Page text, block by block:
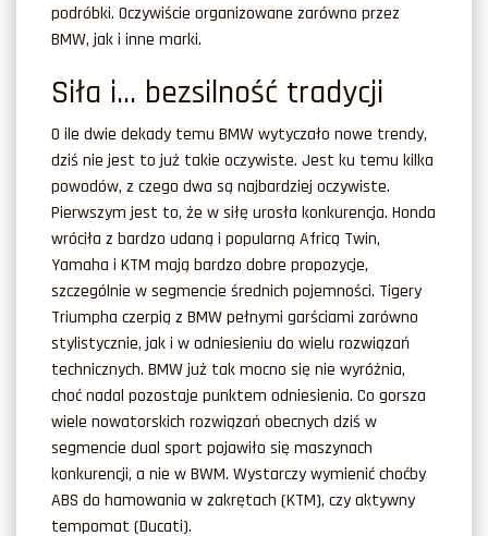
podróbki. Oczywiście organizowane zarówno przez
BMW, jak i inne marki.
Siła i… bezsilność tradycji
O ile dwie dekady temu BMW wytyczało nowe trendy,
dziś nie jest to już takie oczywiste. Jest ku temu kilka
powodów, z czego dwa są najbardziej oczywiste.
Pierwszym jest to, że w siłę urosła konkurencja. Honda
wróciła z bardzo udaną i popularną Africą Twin,
Yamaha i KTM mają bardzo dobre propozycje,
szczególnie w segmencie średnich pojemności. Tigery
Triumpha czerpią z BMW pełnymi garściami zarówno
stylistycznie, jak i w odniesieniu do wielu rozwiązań
technicznych. BMW już tak mocno się nie wyróżnia,
choć nadal pozostaje punktem odniesienia. Co gorsza
wiele nowatorskich rozwiązań obecnych dziś w
segmencie dual sport pojawiło się maszynach
konkurencji, a nie w BWM. Wystarczy wymienić choćby
ABS do hamowania w zakrętach (KTM), czy aktywny
tempomat (Ducati).